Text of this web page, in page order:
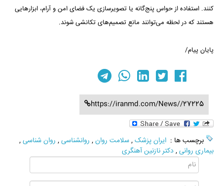
کنند. استفاده از حواس پنج‌گانه یا تصویرسازی یک فضای امن و آرام، ابزارهایی
هستند که در لحظه می‌توانند مانع تصمیم‌های تکانشی شوند.
پایان پیام/
https://iranmd.com/News//27225
برچسب ها : ایران پزشک,سلامت روان, روانشناسی, روان شناسی,
بیماری روانی,دکتر نازنین آهنگری